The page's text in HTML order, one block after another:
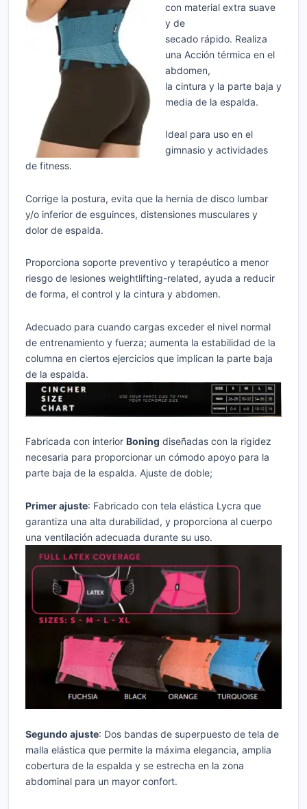
con material extra suave
y de
secado rápido. Realiza
una Acción térmica en el
abdomen,
la cintura y la parte baja y
media de la espalda.
Ideal para uso en el
gimnasio y actividades
de fitness.
Corrige la postura, evita que la hernia de disco lumbar
y/o inferior de esguinces, distensiones musculares y
dolor de espalda.
Proporciona soporte preventivo y terapéutico a menor
riesgo de lesiones weightlifting-related, ayuda a reducir
de forma, el control y la cintura y abdomen.
Adecuado para cuando cargas exceder el nivel normal
de entrenamiento y fuerza; aumenta la estabilidad de la
columna en ciertos ejercicios que implican la parte baja
de la espalda.
Fabricada con interior Boning diseñadas con la rigidez
necesaria para proporcionar un cómodo apoyo para la
parte baja de la espalda. Ajuste de doble;
Primer ajuste: Fabricado con tela elástica Lycra que
garantiza una alta durabilidad, y proporciona al cuerpo
una ventilación adecuada durante su uso.
Segundo ajuste: Dos bandas de superpuesto de tela de
malla elástica que permite la máxima elegancia, amplia
cobertura de la espalda y se estrecha en la zona
abdominal para un mayor confort.